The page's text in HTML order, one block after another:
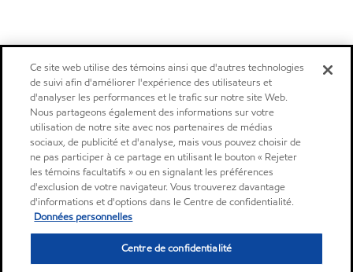
Ce site web utilise des témoins ainsi que d'autres technologies
de suivi afin d'améliorer l'expérience des utilisateurs et
d'analyser les performances et le trafic sur notre site Web.
Nous partageons également des informations sur votre
utilisation de notre site avec nos partenaires de médias
sociaux, de publicité et d'analyse, mais vous pouvez choisir de
ne pas participer à ce partage en utilisant le bouton « Rejeter
les témoins facultatifs » ou en signalant les préférences
d'exclusion de votre navigateur. Vous trouverez davantage
d'informations et d'options dans le Centre de confidentialité.
Données personnelles
Centre de confidentialité